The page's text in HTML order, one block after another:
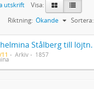
utskrift
Visa:
Sortera:
Riktning: Ökande
Arkiv 1857